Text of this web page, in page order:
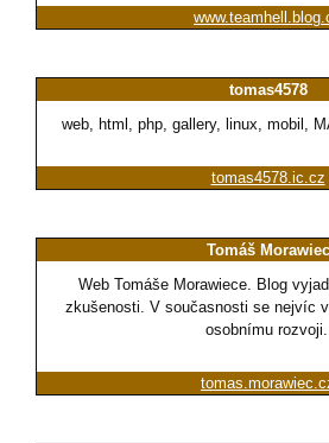
tomas4578
web, html, php, gallery, linux, mobil,
tomas4578.ic.cz
Tomáš Morawiec
Web Tomáše Morawiece. Blog
zkušenosti. V současnosti se nejvíc
osobnímu rozvoji.